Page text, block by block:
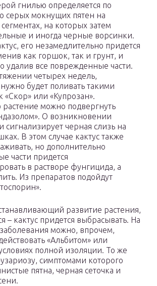
гнилью определяется по
серых мокнущих пятен на
на которых затем
и иногда черные ворсинки.
его незамедлительно придется
как горшок, так и грунт, и
удалив все поврежденные части.
четырех недель,
будет поливать такими
«Скор» или «Купрозан».
растение можно подвергнуть
О возникновении
сигнализирует черная слизь на
В этом случае кактус также
но дополнительно
части придется
в растворе фунгицида, а
Из препаратов подойдут
развитие растения,
– кактус придется выбрасывать. На
можно, впрочем,
«Альбитом» или
полной изоляции. То же
симптомами которого
пятна, черная сеточка и